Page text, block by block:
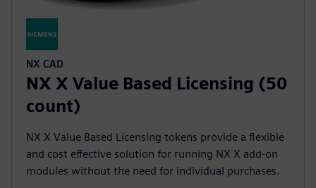
NX CAD
NX X Value Based Licensing (50
count)
NX X Value Based Licensing tokens provide a flexible
and cost effective solution for running NX X add-on
modules without the need for individual purchases.